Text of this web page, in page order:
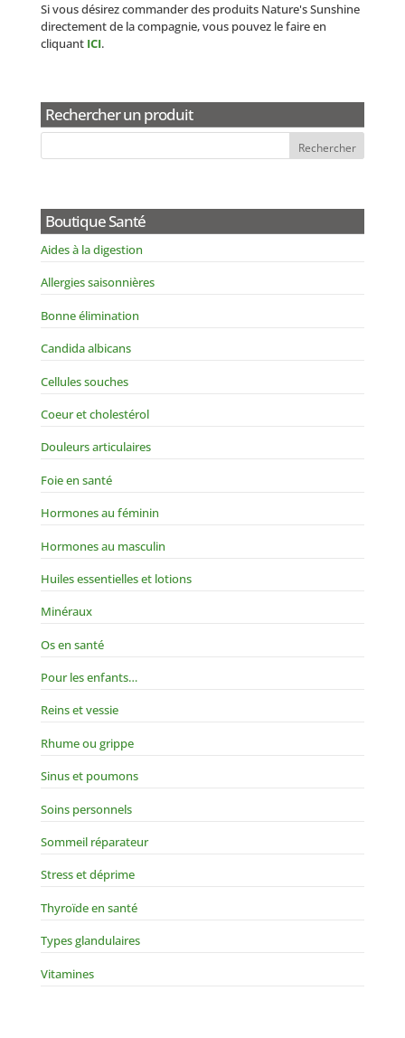
Si vous désirez commander des produits Nature's Sunshine
directement de la compagnie, vous pouvez le faire en
cliquant ICI.
Rechercher un produit
Boutique Santé
Aides à la digestion
Allergies saisonnières
Bonne élimination
Candida albicans
Cellules souches
Coeur et cholestérol
Douleurs articulaires
Foie en santé
Hormones au féminin
Hormones au masculin
Huiles essentielles et lotions
Minéraux
Os en santé
Pour les enfants…
Reins et vessie
Rhume ou grippe
Sinus et poumons
Soins personnels
Sommeil réparateur
Stress et déprime
Thyroïde en santé
Types glandulaires
Vitamines